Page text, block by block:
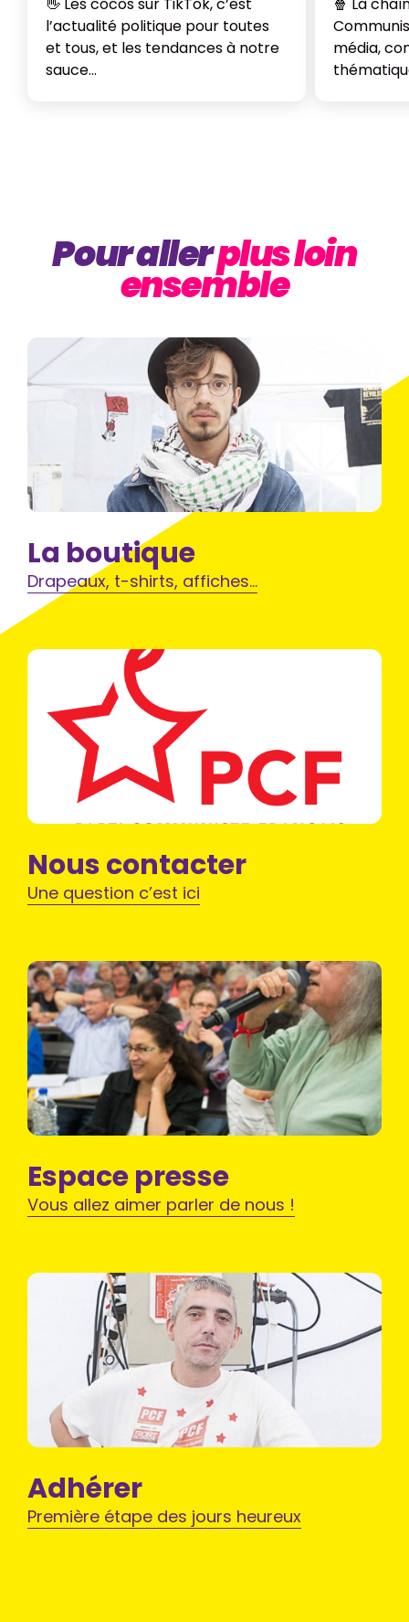
👋 Les cocos sur TikTok, c’est
l’actualité politique pour toutes
et tous, et les tendances à notre
sauce…
🍿 La
média,
Pour allerplus loin
ensemble
La boutique
Drapeaux, t-shirts, affiches…
Nous contacter
Une question c’est ici
Espace presse
Vous allez aimer parler de nous !
Adhérer
Première étape des jours heureux